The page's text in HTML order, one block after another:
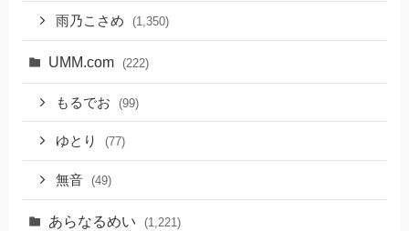
雨乃こさめ (1,350)
UMM.com (222)
もるでお (99)
ゆとり (77)
無音 (49)
あらなるめい (1,221)